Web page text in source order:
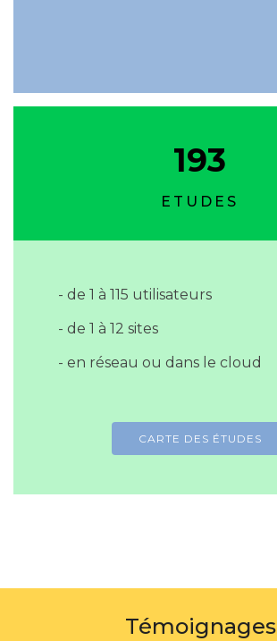
193
ETUDES
- de 1 à 115 utilisateurs
- de 1 à 12 sites
- en réseau ou dans le cloud
CARTE DES ÉTUDES
Témoignages